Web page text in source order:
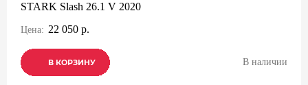
STARK Slash 26.1 V 2020
Цена: 22 050 р.
В КОРЗИНУ
В КОРЗИНУ
В КОРЗИНУ В наличии